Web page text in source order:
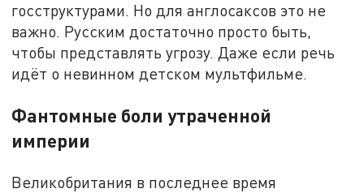
госструктурами. Но для англосаксов это не
важно. Русским достаточно просто быть,
чтобы представлять угрозу. Даже если речь
идёт о невинном детском мультфильме.
Фантомные боли утраченной
империи
Великобритания в последнее время